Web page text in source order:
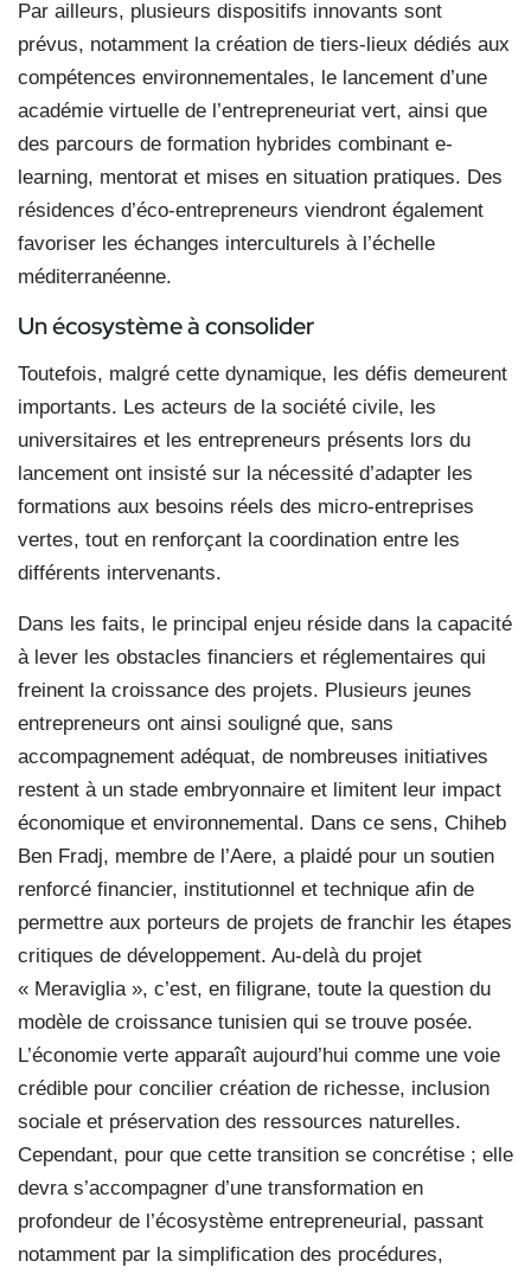
Par ailleurs, plusieurs dispositifs innovants sont
prévus, notamment la création de tiers-lieux dédiés aux
compétences environnementales, le lancement d’une
académie virtuelle de l’entrepreneuriat vert, ainsi que
des parcours de formation hybrides combinant e-
learning, mentorat et mises en situation pratiques. Des
résidences d’éco-entrepreneurs viendront également
favoriser les échanges interculturels à l’échelle
méditerranéenne.
Un écosystème à consolider
Toutefois, malgré cette dynamique, les défis demeurent
importants. Les acteurs de la société civile, les
universitaires et les entrepreneurs présents lors du
lancement ont insisté sur la nécessité d’adapter les
formations aux besoins réels des micro-entreprises
vertes, tout en renforçant la coordination entre les
différents intervenants.
Dans les faits, le principal enjeu réside dans la capacité
à lever les obstacles financiers et réglementaires qui
freinent la croissance des projets. Plusieurs jeunes
entrepreneurs ont ainsi souligné que, sans
accompagnement adéquat, de nombreuses initiatives
restent à un stade embryonnaire et limitent leur impact
économique et environnemental. Dans ce sens, Chiheb
Ben Fradj, membre de l’Aere, a plaidé pour un soutien
renforcé financier, institutionnel et technique afin de
permettre aux porteurs de projets de franchir les étapes
critiques de développement. Au-delà du projet
« Meraviglia », c’est, en filigrane, toute la question du
modèle de croissance tunisien qui se trouve posée.
L’économie verte apparaît aujourd’hui comme une voie
crédible pour concilier création de richesse, inclusion
sociale et préservation des ressources naturelles.
Cependant, pour que cette transition se concrétise ; elle
devra s’accompagner d’une transformation en
profondeur de l’écosystème entrepreneurial, passant
notamment par la simplification des procédures,